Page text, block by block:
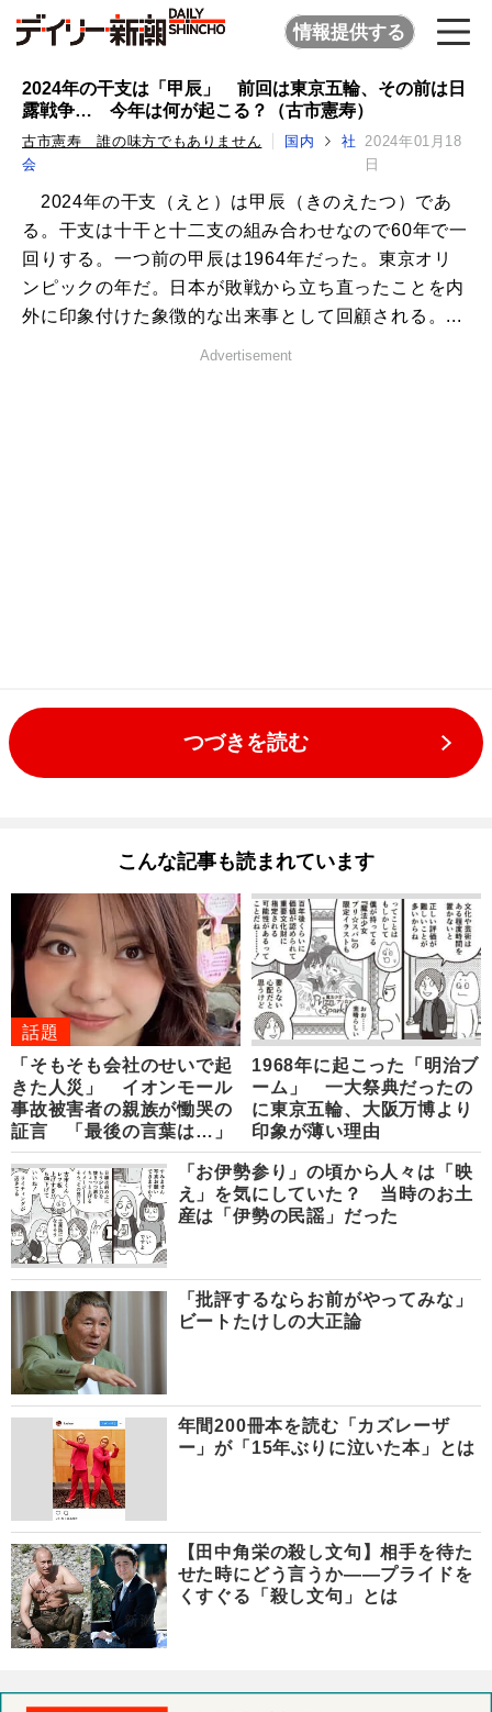
情報提供する
2024年の干支は「甲辰」 前回は東京五輪、その前は日
露戦争… 今年は何が起こる？（古市憲寿）
古市憲寿 誰の味方でもありません 国内
社
会
2024年01月18
日
2024年の干支（えと）は甲辰（きのえたつ）であ
る。干支は十干と十二支の組み合わせなので60年で一
回りする。一つ前の甲辰は1964年だった。東京オリ
ンピックの年だ。日本が敗戦から立ち直ったことを内
外に印象付けた象徴的な出来事として回顧される。...
Advertisement
つづきを読む
こんな記事も読まれています
話題
「そもそも会社のせいで起
きた人災」 イオンモール
事故被害者の親族が慟哭の
証言 「最後の言葉は…」
1968年に起こった「明治ブ
ーム」 一大祭典だったの
に東京五輪、大阪万博より
印象が薄い理由
「お伊勢参り」の頃から人々は「映
え」を気にしていた？ 当時のお土
産は「伊勢の民謡」だった
「批評するならお前がやってみな」
ビートたけしの大正論
年間200冊本を読む「カズレーザ
ー」が「15年ぶりに泣いた本」とは
【田中角栄の殺し文句】相手を待た
せた時にどう言うか――プライドを
くすぐる「殺し文句」とは